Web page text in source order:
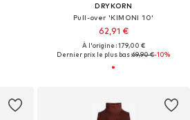
DRYKORN
Pull-over 'KIMONI 10'
62,91 €
À l'origine : 179,00 €
Dernier prix le plus bas :69,90 €-10%